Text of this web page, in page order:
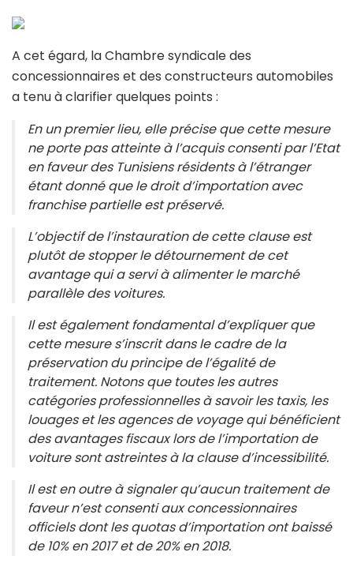
A cet égard, la Chambre syndicale des
concessionnaires et des constructeurs automobiles
a tenu à clarifier quelques points :
En un premier lieu, elle précise que cette mesure
ne porte pas atteinte à l’acquis consenti par l’Etat
en faveur des Tunisiens résidents à l’étranger
étant donné que le droit d’importation avec
franchise partielle est préservé.
L’objectif de l’instauration de cette clause est
plutôt de stopper le détournement de cet
avantage qui a servi à alimenter le marché
parallèle des voitures.
Il est également fondamental d’expliquer que
cette mesure s’inscrit dans le cadre de la
préservation du principe de l’égalité de
traitement. Notons que toutes les autres
catégories professionnelles à savoir les taxis, les
louages et les agences de voyage qui bénéficient
des avantages fiscaux lors de l’importation de
voiture sont astreintes à la clause d’incessibilité.
Il est en outre à signaler qu’aucun traitement de
faveur n’est consenti aux concessionnaires
officiels dont les quotas d’importation ont baissé
de 10% en 2017 et de 20% en 2018.